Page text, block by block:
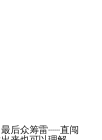
众筹雷······直闯